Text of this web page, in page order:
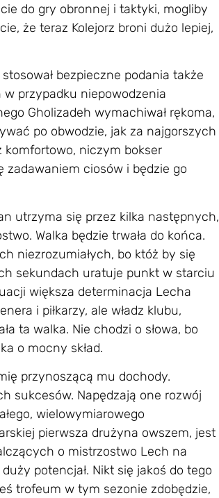
do gry obronnej i taktyki, mogliby
że teraz Kolejorz broni dużo lepiej,
bezpieczne podania także
przypadku niepowodzenia
Gholizadeh wymachiwał rękoma,
po obwodzie, jak za najgorszych
komfortowo, niczym bokser
zadawaniem ciosów i będzie go
utrzyma się przez kilka następnych,
Walka będzie trwała do końca.
niezrozumiałych, bo któż by się
sekundach uratuje punkt w starciu
większa determinacja Lecha
i piłkarzy, ale władz klubu,
ta walka. Nie chodzi o słowa, bo
o mocny skład.
przynoszącą mu dochody.
sukcesów. Napędzają one rozwój
wielowymiarowego
pierwsza drużyna owszem, jest
o mistrzostwo Lech na
potencjał. Nikt się jakoś do tego
trofeum w tym sezonie zdobędzie,